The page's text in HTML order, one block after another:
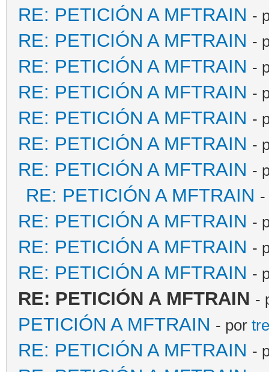
RE: PETICIÓN A MFTRAIN -
RE: PETICIÓN A MFTRAIN -
RE: PETICIÓN A MFTRAIN -
RE: PETICIÓN A MFTRAIN -
RE: PETICIÓN A MFTRAIN -
RE: PETICIÓN A MFTRAIN -
RE: PETICIÓN A MFTRAIN -
RE: PETICIÓN A MFTRAIN
RE: PETICIÓN A MFTRAIN -
RE: PETICIÓN A MFTRAIN -
RE: PETICIÓN A MFTRAIN -
RE: PETICIÓN A MFTRAIN -
PETICIÓN A MFTRAIN - por
RE: PETICIÓN A MFTRAIN -